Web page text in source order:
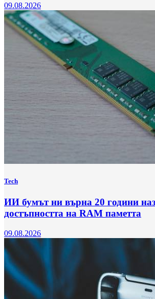
09.08.2026
Tech
ИИ бумът ни върна 20 години
достъпността на RAM паметта
09.08.2026